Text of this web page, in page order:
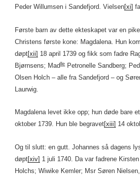
Peder Willumsen i Sandefjord. Vielsen[xi]
Første barn av dette ekteskapet var en
Christens første kone: Magdalena. Hun
døpt[xii] 18 april 1739 og fikk som fadre
Bjørnsens; Madlle Petronelle Sandberg;
Olsen Holch – alle fra Sandefjord – og
Laurwig.
Magdalena levet ikke opp; hun døde bare
oktober 1739. Hun ble begravet[xiii] 14
Og til slutt: en gutt. Johannes så dagens
døpt[xiv] 1 juli 1740. Da var fadrene
Holchs; Wiwike Kemler; Msr Søren